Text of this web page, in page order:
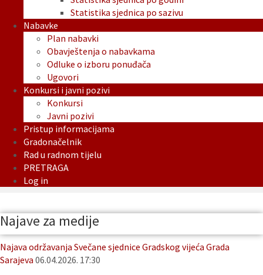
Statistika sjednica po sazivu
Nabavke
Plan nabavki
Obavještenja o nabavkama
Odluke o izboru ponuđača
Ugovori
Konkursi i javni pozivi
Konkursi
Javni pozivi
Pristup informacijama
Gradonačelnik
Rad u radnom tijelu
PRETRAGA
Log in
Najave za medije
Najava održavanja Svečane sjednice Gradskog vijeća Grada
Sarajeva 06.04.2026. 17:30